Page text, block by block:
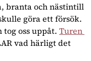
branta och nästintill
göra ett försök.
tog oss uppåt. Turen
vad härligt det